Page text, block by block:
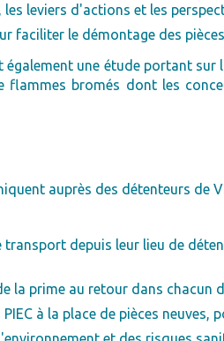
leviers d'actions et les
faciliter le démontage des
une étude portant
bromés dont les
auprès des détenteurs de
depuis leur lieu de
la prime au retour dans chacun
à la place de pièces